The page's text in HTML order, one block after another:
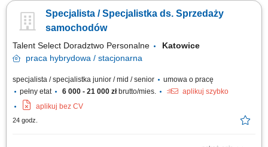
zgłoszeń i przygotowywanie raportów, obsługa reklamacji oraz wsparcie
klientów w rozwiązywaniu bieżących spraw, przygotowywanie
Specjalista / Specjalistka ds. Sprzedaży
samochodów
Talent Select Doradztwo Personalne
Katowice
praca hybrydowa / stacjonarna
specjalista / specjalistka junior / mid / senior
umowa o pracę
pełny etat
6 000 - 21 000 złbrutto/mies.
aplikuj szybko
aplikuj bez CV
24 godz.